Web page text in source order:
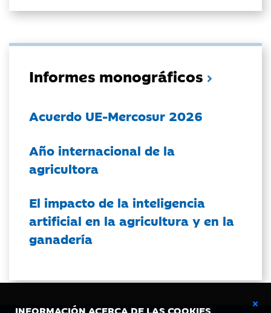
INFORMACIÓN ACERCA DE LAS COOKIES
Informes monográficos
Acuerdo UE-Mercosur 2026
Año internacional de la
agricultora
El impacto de la inteligencia
artificial en la agricultura y en la
ganadería